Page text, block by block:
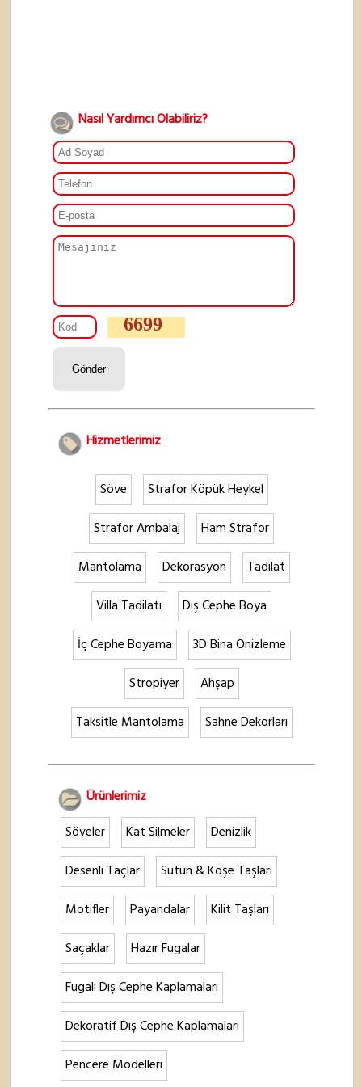
Nasıl Yardımcı Olabiliriz?
6699
Hizmetlerimiz
Söve
Strafor Köpük Heykel
Strafor Ambalaj
Ham Strafor
Mantolama
Dekorasyon
Tadilat
Villa Tadilatı
Dış Cephe Boya
İç Cephe Boyama
3D Bina Önizleme
Stropiyer
Ahşap
Taksitle Mantolama
Sahne Dekorları
Ürünlerimiz
Söveler
Kat Silmeler
Denizlik
Desenli Taçlar
Sütun & Köşe Taşları
Motifler
Payandalar
Kilit Taşları
Saçaklar
Hazır Fugalar
Fugalı Dış Cephe Kaplamaları
Dekoratif Dış Cephe Kaplamaları
Pencere Modelleri